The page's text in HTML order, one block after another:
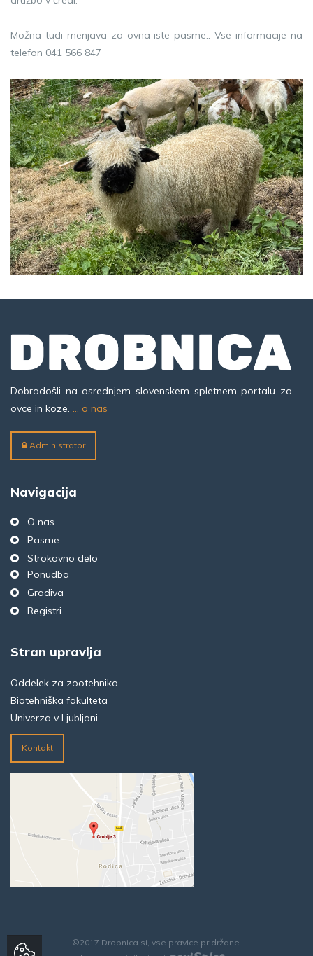
Možna tudi menjava za ovna iste pasme.. Vse informacije na
telefon 041 566 847
Dobrodošli na osrednjem slovenskem spletnem portalu za
ovce in koze. ... o nas
Administrator
Navigacija
O nas
Pasme
Strokovno delo
Ponudba
Gradiva
Registri
Stran upravlja
Oddelek za zootehniko
Biotehniška fakulteta
Univerza v Ljubljani
Kontakt
©2017 Drobnica.si, vse pravice pridržane.